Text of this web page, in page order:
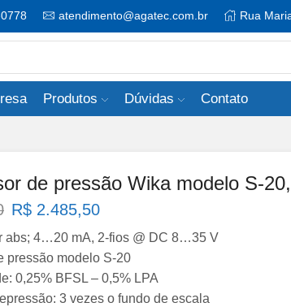
atendimento@agatec.com.br Rua
input
Produtos Dúvidas Contato
de pressão Wika modelo S-
O
original
era:
R$ 2.660,00.
R$ 2.485,50O
atual
é:
R$ 2.485,50.
abs; 4…20 mA, 2-fios @ DC 8…35 V
pressão modelo S-20
0,25% BFSL – 0,5% LPA
3 vezes o fundo de escala